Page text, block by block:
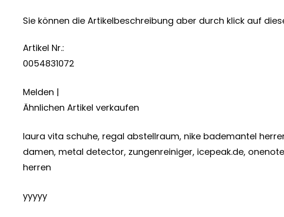
Sie können die Artikelbeschreibung aber durch klick auf
Artikel Nr.:
0054831072
Melden |
Ähnlichen Artikel verkaufen
laura vita schuhe, regal abstellraum, nike bademantel
damen, metal detector, zungenreiniger, icepeak.de,
herren
yyyyy